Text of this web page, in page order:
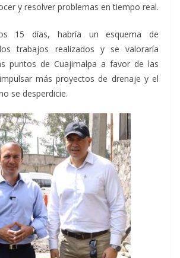
y resolver problemas en tiempo real.
15 días, habría un esquema de
trabajos realizados y se valoraría
puntos de Cuajimalpa a favor de las
más proyectos de drenaje y el
se desperdicie.